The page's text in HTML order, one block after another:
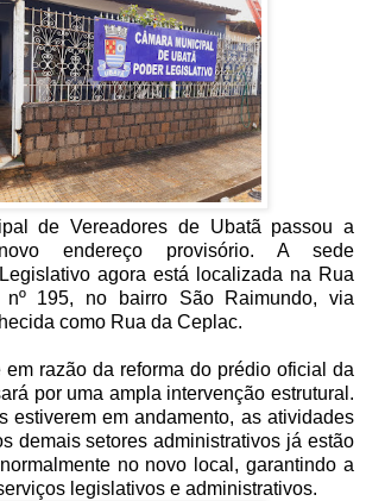
de Vereadores de Ubatã passou a
endereço provisório. A sede
agora está localizada na Rua
nº 195, no bairro São Raimundo, via
como Rua da Ceplac.
em razão da reforma do prédio oficial da
por uma ampla intervenção estrutural.
estiverem em andamento, as atividades
demais setores administrativos já estão
no novo local, garantindo a
legislativos e administrativos.